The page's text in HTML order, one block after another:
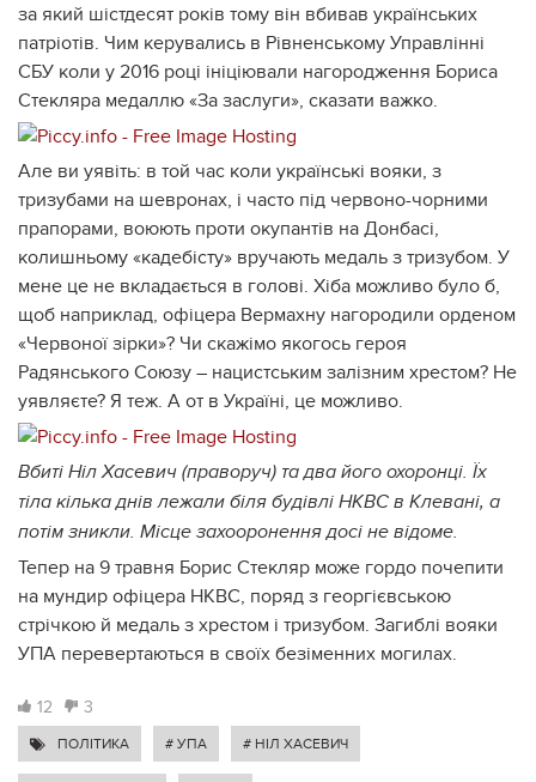
за який шістдесят років тому він вбивав українських
патріотів. Чим керувались в Рівненському Управлінні
СБУ коли у 2016 році ініціювали нагородження Бориса
Стекляра медаллю «За заслуги», сказати важко.
Але ви уявіть: в той час коли українські вояки, з
тризубами на шевронах, і часто під червоно-чорними
прапорами, воюють проти окупантів на Донбасі,
колишньому «кадебісту» вручають медаль з тризубом. У
мене це не вкладається в голові. Хіба можливо було б,
щоб наприклад, офіцера Вермахну нагородили орденом
«Червоної зірки»? Чи скажімо якогось героя
Радянського Союзу – нацистським залізним хрестом? Не
уявляєте? Я теж. А от в Україні, це можливо.
Вбиті Ніл Хасевич (праворуч) та два його охоронці. Їх
тіла кілька днів лежали біля будівлі НКВС в Клевані, а
потім зникли. Місце захооронення досі не відоме.
Тепер на 9 травня Борис Стекляр може гордо почепити
на мундир офіцера НКВС, поряд з георгієвською
стрічкою й медаль з хрестом і тризубом. Загиблі вояки
УПА перевертаються в своїх безіменних могилах.
12 3
ПОЛІТИКА # УПА # НІЛ ХАСЕВИЧ